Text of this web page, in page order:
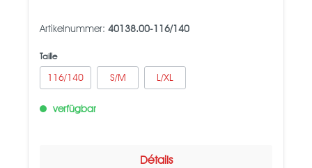
Artikelnummer: 40138.00-116/140
Taille
116/140 S/M L/XL
verfügbar
Détails